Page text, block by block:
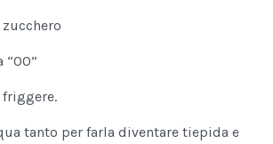
“00”
tanto per farla diventare tiepida e